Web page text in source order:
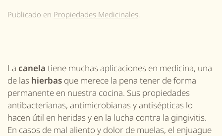
Publicado en Propiedades Medicinales.
La canela tiene muchas aplicaciones en medicina, una
de las hierbas que merece la pena tener de forma
permanente en nuestra cocina. Sus propiedades
antibacterianas, antimicrobianas y antisépticas lo
hacen útil en heridas y en la lucha contra la gingivitis.
En casos de mal aliento y dolor de muelas, el enjuague